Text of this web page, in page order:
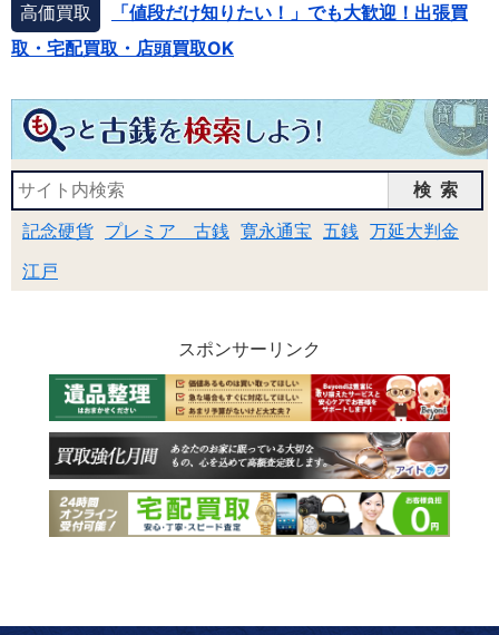
高価買取
「値段だけ知りたい！」でも大歓迎！出張買
取・宅配買取・店頭買取OK
検索
記念硬貨 プレミア 古銭 寛永通宝 五銭 万延大判金
江戸
スポンサーリンク